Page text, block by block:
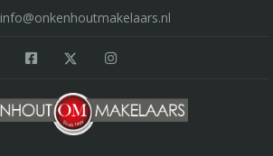
info@onkenhoutmakelaars.nl